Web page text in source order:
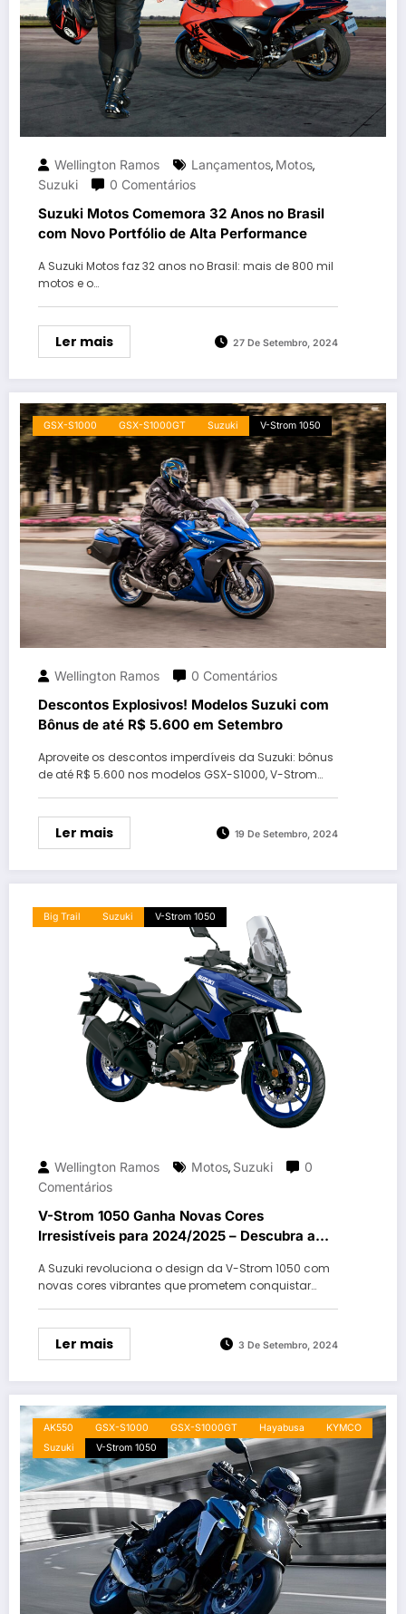
Wellington Ramos Lançamentos, Motos,
Suzuki
0 Comentários
Suzuki Motos Comemora 32 Anos no Brasil
com Novo Portfólio de Alta Performance
A Suzuki Motos faz 32 anos no Brasil: mais de 800 mil
motos e o…
Ler mais 27 De Setembro, 2024
GSX-S1000 GSX-S1000GT Suzuki V-Strom 1050
Wellington Ramos 0 Comentários
Descontos Explosivos! Modelos Suzuki com
Bônus de até R$ 5.600 em Setembro
Aproveite os descontos imperdíveis da Suzuki: bônus
de até R$ 5.600 nos modelos GSX-S1000, V-Strom…
Ler mais 19 De Setembro, 2024
Big Trail Suzuki V-Strom 1050
Wellington Ramos Motos, Suzuki
0
Comentários
V-Strom 1050 Ganha Novas Cores
Irresistíveis para 2024/2025 – Descubra a
A Suzuki revoluciona o design da V-Strom 1050 com
novas cores vibrantes que prometem conquistar…
Ler mais 3 De Setembro, 2024
AK550 GSX-S1000 GSX-S1000GT Hayabusa
KYMCO
Suzuki
V-Strom 1050